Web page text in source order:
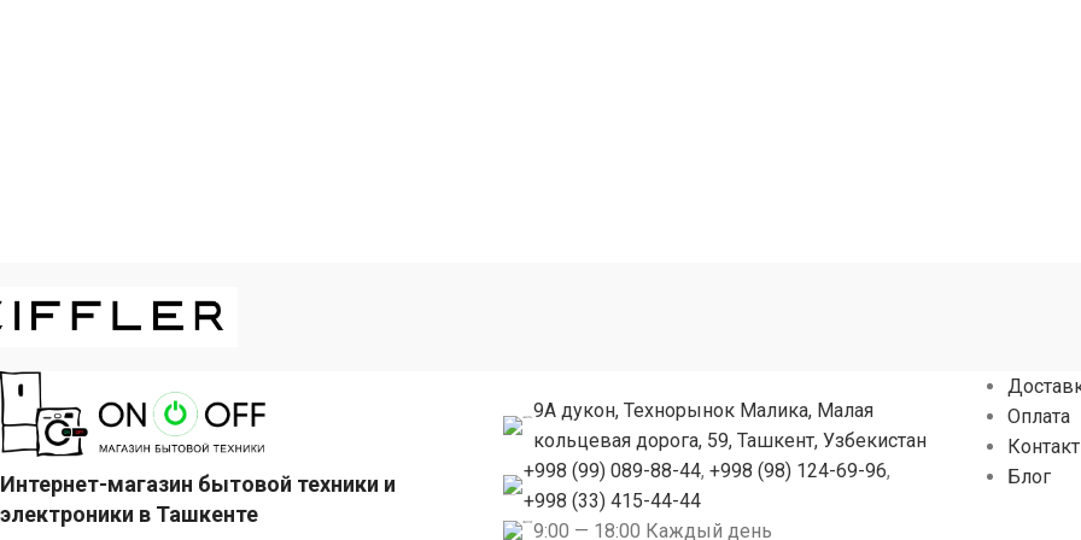
Интернет-магазин бытовой техники и
электроники в Ташкенте
9А дукон, Технорынок Малика, Малая
кольцевая дорога, 59, Ташкент, Узбекистан
+998 (99) 089-88-44,+998 (98) 124-69-96,
+998 (33) 415-44-44
9:00 — 18:00 Каждый день
Оплата
Блог